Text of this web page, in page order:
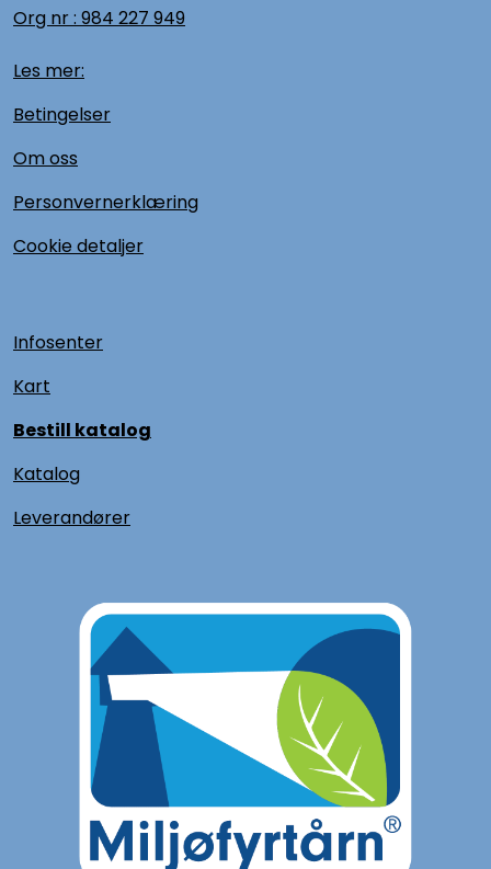
Org nr : 984 227 949
Les mer:
Betingelser
Om oss
Personvernerklæring
Cookie detaljer
Infosenter
Kart
Bestill katalog
Katalog
Leverandører